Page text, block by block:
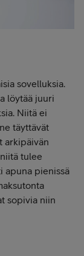
sovelluksia.
löytää juuri
Niitä ei
täyttävät
arkipäivän
tulee
apuna pienissä
sopivia niin